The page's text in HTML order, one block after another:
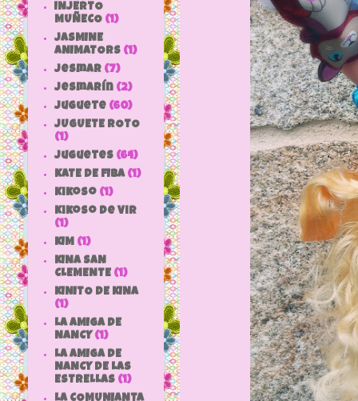
INJERTO
MUÑECO (1)
JASMINE
ANIMATORS (1)
jesmar (7)
jesmarín (2)
juguete (60)
JUGUETE ROTO
(1)
Juguetes (64)
KATE DE FIBA (1)
Kikoso (1)
Kikoso de Vir
(1)
KIM (1)
KINA SAN
CLEMENTE (1)
KINITO DE KINA
(1)
LA AMIGA DE
NANCY (1)
LA AMIGA DE
NANCY DE LAS
ESTRELLAS (1)
LA COMUNIANTA